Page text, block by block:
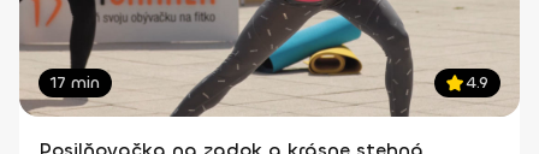
17 min 4.9